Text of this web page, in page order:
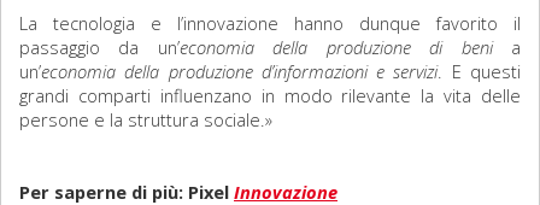
La tecnologia e l’innovazione hanno dunque favorito il
passaggio da un’economia della produzione di benia
un’economia della produzione d’informazioni e servizi. E questi
grandi comparti influenzano in modo rilevante la vita delle
persone e la struttura sociale.»
Per saperne di più: Pixel Innovazione